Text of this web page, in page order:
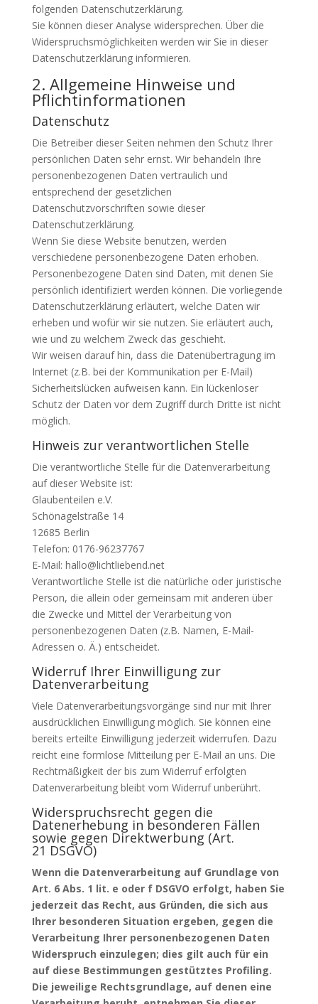
folgenden Datenschutzerklärung.
Sie können dieser Analyse widersprechen. Über die
Widerspruchsmöglichkeiten werden wir Sie in dieser
Datenschutzerklärung informieren.
2. Allgemeine Hinweise und
Pflichtinformationen
Datenschutz
Die Betreiber dieser Seiten nehmen den Schutz Ihrer
persönlichen Daten sehr ernst. Wir behandeln Ihre
personenbezogenen Daten vertraulich und
entsprechend der gesetzlichen
Datenschutzvorschriften sowie dieser
Datenschutzerklärung.
Wenn Sie diese Website benutzen, werden
verschiedene personenbezogene Daten erhoben.
Personenbezogene Daten sind Daten, mit denen Sie
persönlich identifiziert werden können. Die vorliegende
Datenschutzerklärung erläutert, welche Daten wir
erheben und wofür wir sie nutzen. Sie erläutert auch,
wie und zu welchem Zweck das geschieht.
Wir weisen darauf hin, dass die Datenübertragung im
Internet (z.B. bei der Kommunikation per E-Mail)
Sicherheitslücken aufweisen kann. Ein lückenloser
Schutz der Daten vor dem Zugriff durch Dritte ist nicht
möglich.
Hinweis zur verantwortlichen Stelle
Die verantwortliche Stelle für die Datenverarbeitung
auf dieser Website ist:
Glaubenteilen e.V.
Schönagelstraße 14
12685 Berlin
Telefon: 0176-96237767
E-Mail: hallo@lichtliebend.net
Verantwortliche Stelle ist die natürliche oder juristische
Person, die allein oder gemeinsam mit anderen über
die Zwecke und Mittel der Verarbeitung von
personenbezogenen Daten (z.B. Namen, E-Mail-
Adressen o. Ä.) entscheidet.
Widerruf Ihrer Einwilligung zur
Datenverarbeitung
Viele Datenverarbeitungsvorgänge sind nur mit Ihrer
ausdrücklichen Einwilligung möglich. Sie können eine
bereits erteilte Einwilligung jederzeit widerrufen. Dazu
reicht eine formlose Mitteilung per E-Mail an uns. Die
Rechtmäßigkeit der bis zum Widerruf erfolgten
Datenverarbeitung bleibt vom Widerruf unberührt.
Widerspruchsrecht gegen die
Datenerhebung in besonderen Fällen
sowie gegen Direktwerbung (Art.
21 DSGVO)
Wenn die Datenverarbeitung auf Grundlage von
Art. 6 Abs. 1 lit. e oder f DSGVO erfolgt, haben Sie
jederzeit das Recht, aus Gründen, die sich aus
Ihrer besonderen Situation ergeben, gegen die
Verarbeitung Ihrer personenbezogenen Daten
Widerspruch einzulegen; dies gilt auch für ein
auf diese Bestimmungen gestütztes Profiling.
Die jeweilige Rechtsgrundlage, auf denen eine